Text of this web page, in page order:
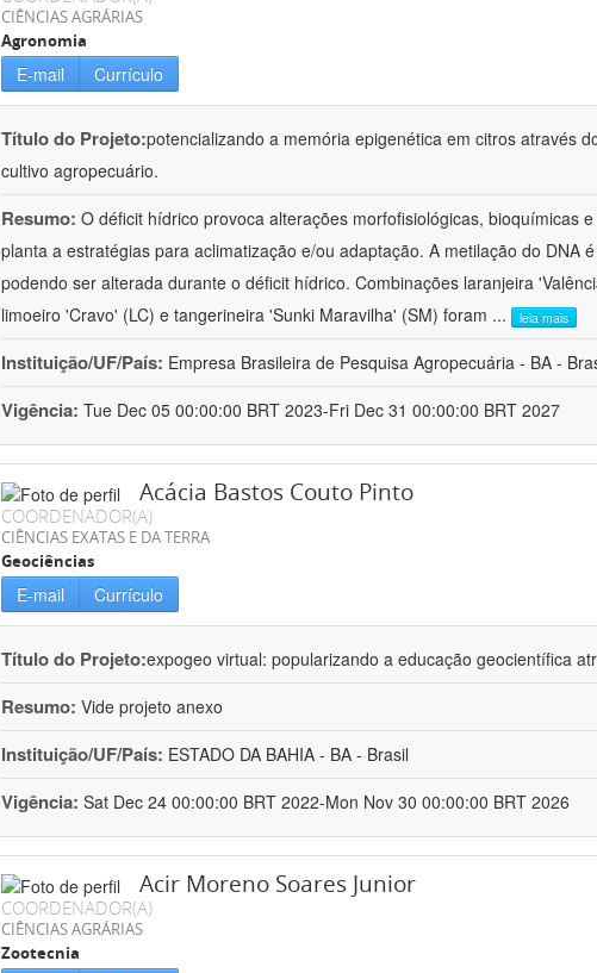
CIÊNCIAS AGRÁRIAS
Agronomia
E-mail Currículo
Título do Projeto:potencializando a memória epigenética em citros através
cultivo agropecuário.
Resumo: O déficit hídrico provoca alterações morfofisiológicas, bioquímicas
planta a estratégias para aclimatização e/ou adaptação. A metilação do DNA
podendo ser alterada durante o déficit hídrico. Combinações laranjeira
limoeiro 'Cravo' (LC) e tangerineira 'Sunki Maravilha' (SM) foram ... leia mais
Instituição/UF/País: Empresa Brasileira de Pesquisa Agropecuária - BA -
Vigência: Tue Dec 05 00:00:00 BRT 2023-Fri Dec 31 00:00:00 BRT 2027
Acácia Bastos Couto Pinto
COORDENADOR(A)
CIÊNCIAS EXATAS E DA TERRA
Geociências
E-mail Currículo
Título do Projeto:expogeo virtual: popularizando a educação geocientífica
Resumo: Vide projeto anexo
Instituição/UF/País: ESTADO DA BAHIA - BA - Brasil
Vigência: Sat Dec 24 00:00:00 BRT 2022-Mon Nov 30 00:00:00 BRT 2026
Acir Moreno Soares Junior
COORDENADOR(A)
CIÊNCIAS AGRÁRIAS
Zootecnia